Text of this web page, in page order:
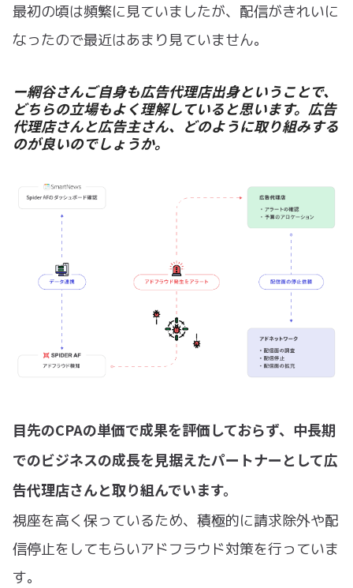
最初の頃は頻繁に見ていましたが、配信がきれいに
なったので最近はあまり見ていません。
ー網谷さんご自身も広告代理店出身ということで、
どちらの立場もよく理解していると思います。広告
代理店さんと広告主さん、どのように取り組みする
のが良いのでしょうか。
目先のCPAの単価で成果を評価しておらず、中長期
でのビジネスの成長を見据えたパートナーとして広
告代理店さんと取り組んでいます。
視座を高く保っているため、積極的に請求除外や配
信停止をしてもらいアドフラウド対策を行っていま
す。